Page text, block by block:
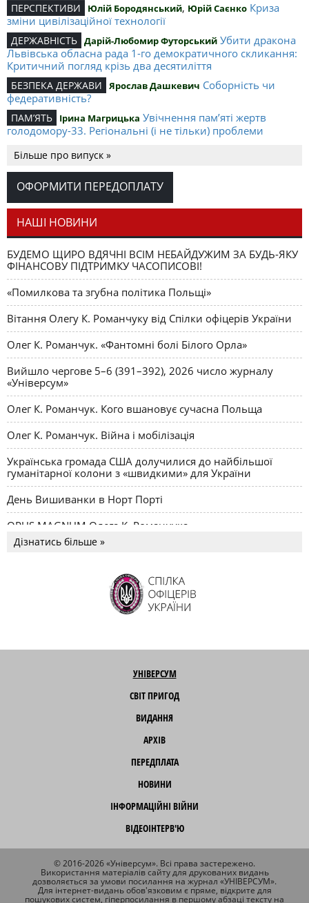
ПЕРСПЕКТИВИ Юлій Бородянський, Юрій Саєнко Криза
зміни цивілізаційної технології
ДЕРЖАВНІСТЬ Дарій-Любомир Футорський Убити дракона
Львівська обласна рада 1-го демократичного скликання:
Критичний погляд крізь два десятиліття
БЕЗПЕКА ДЕРЖАВИ Ярослав Дашкевич Соборність чи
федеративність?
ПАМ’ЯТЬ Ірина Магрицька Увічнення пам’яті жертв
голодомору-33. Регіональні (і не тільки) проблеми
ЕКСКЛЮЗИВ
Валентин НАЛИВАЙЧЕНКО: «Для мене
патріотизм – це дія»
NOTA BENE Ярослав Розумний В обороні гідності
українців: У справі ЗАЯВИ Українського католицького
університету (УКУ) з приводу Постанови № 642 Кабінету
Міністрів України від 28 липня 2010 року «Про внесення
змін до Положення про підготовку науково-педагогічних
МОВА ПРО МОВУ Олег К. Романчук Чи треба вивчати
російську мову?
ВИЩА ШКОЛА Роман Яремійчук Куди прямує вища
технічна освіта?
Більше про випуск »
ОФОРМИТИ ПЕРЕДОПЛАТУ
НАШІ НОВИНИ
БУДЕМО ЩИРО ВДЯЧНІ ВСІМ НЕБАЙДУЖИМ ЗА БУДЬ-ЯКУ
ФІНАНСОВУ ПІДТРИМКУ ЧАСОПИСОВІ!
«Помилкова та згубна політика Польщі»
Вітання Олегу К. Романчуку від Спілки офіцерів України
Олег К. Романчук. «Фантомні болі Білого Орла»
Вийшло чергове 5–6 (391–392), 2026 число журналу
«Універсум»
Олег К. Романчук. Кого вшановує сучасна Польща
Олег К. Романчук. Війна і мобілізація
Українська громада США долучилися до найбільшої
гуманітарної колони з «швидкими» для України
День Вишиванки в Норт Порті
OPUS MAGNUM Олега К. Романчука
Дізнатись більше »
УНІВЕРСУМ
СВІТ ПРИГОД
ВИДАННЯ
АРХІВ
ПЕРЕДПЛАТА
НОВИНИ
ІНФОРМАЦІЙНІ ВІЙНИ
ВІДЕОІНТЕРВ'Ю
© 2016-2026 «Універсум». Всі права застережено.
Використання матеріалів сайту для друкованих видань
дозволяється за умови посилання на журнал «УНІВЕРСУМ».
Для інтернет-видань обов'язковим є пряме, відкрите для
пошукових систем, гіперпосилання в першому абзаці тексту на